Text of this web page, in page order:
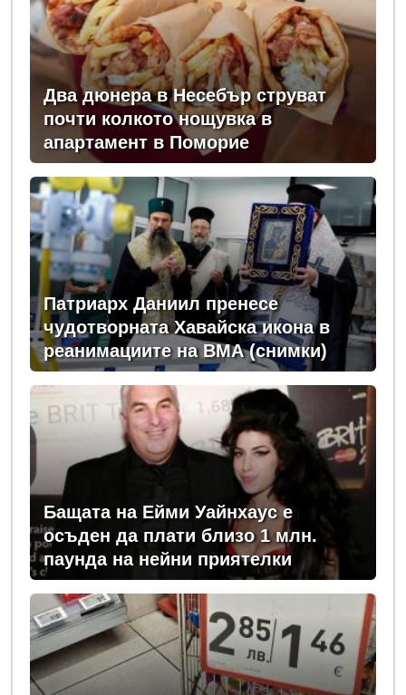
Два дюнера в Несебър струват
почти колкото нощувка в
апартамент в Поморие
Патриарх Даниил пренесе
чудотворната Хавайска икона в
реанимациите на ВМА (снимки)
Бащата на Ейми Уайнхаус е
осъден да плати близо 1 млн.
паунда на нейни приятелки